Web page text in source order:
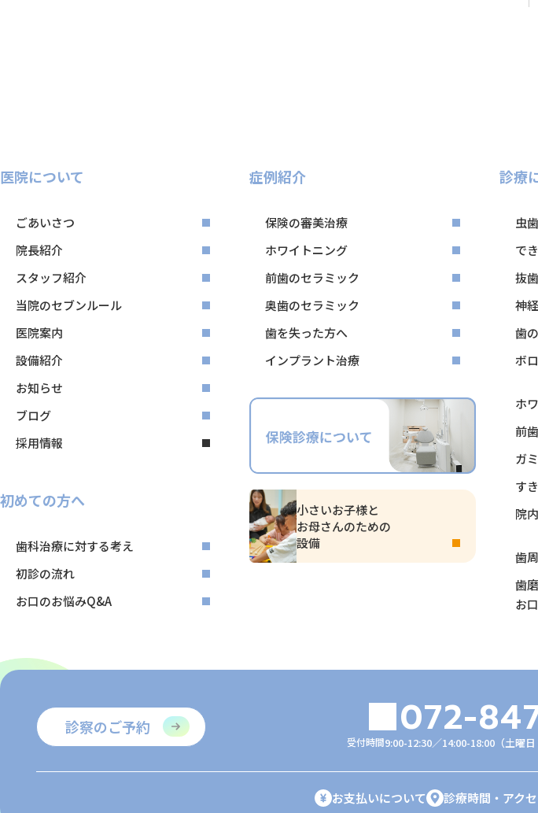
医院について
ごあいさつ
院長紹介
スタッフ紹介
当院のセブンルール
医院案内
設備紹介
お知らせ
ブログ
採用情報
初めての方へ
歯科治療に対する考え
初診の流れ
お口のお悩みQ&A
症例紹介
保険の審美治療
ホワイトニング
前歯のセラミック
奥歯のセラミック
歯を失った方へ
インプラント治療
小さいお子様と
お母さんのための
設備
診療
虫
で
抜
神
歯
ボ
ホ
前
ガ
す
院
歯
歯
お
診察のご予約 072-
受付時間9:00-12:30／14:00-18:00（土曜日
お支払いについて 診療時間・アク